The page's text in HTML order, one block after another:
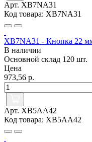
Арт. XB7NA31
Код товара: XB7NA31
XB7NA31 - Кнопка 22
В наличии
Основной склад 120 шт.
Цена
973,56 р.
Арт. XB5AA42
Код товара: XB5AA42